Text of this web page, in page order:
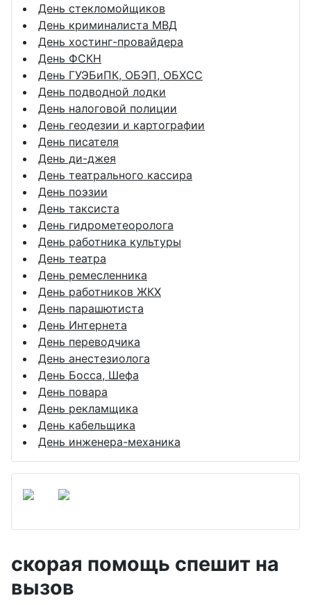
День стекломойщиков
День криминалиста МВД
День хостинг-провайдера
День ФСКН
День ГУЭБиПК, ОБЭП, ОБХСС
День подводной лодки
День налоговой полиции
День геодезии и картографии
День писателя
День ди-джея
День театрального кассира
День поэзии
День таксиста
День гидрометеоролога
День работника культуры
День театра
День ремесленника
День работников ЖКХ
День парашютиста
День Интернета
День переводчика
День анестезиолога
День Босса, Шефа
День повара
День рекламщика
День кабельщика
День инженера-механика
скорая помощь спешит на
вызов